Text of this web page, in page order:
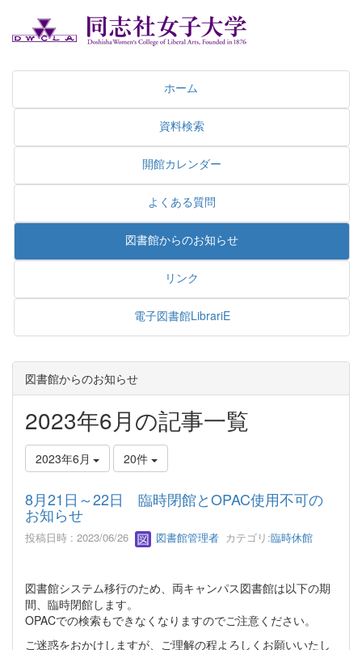
ホーム
資料検索
開館カレンダー
よくある質問
図書館からのお知らせ
リンク
電子図書館LibrariE
図書館からのお知らせ
2023年6月の記事一覧
2023年6月 20件
8月21日～22日 臨時閉館とOPAC使用不可の
お知らせ
投稿日時 : 2023/06/26 図書館管理者 カテゴリ:臨時休館
図書館システム移行のため、両キャンパス図書館は以下の期
間、臨時閉館します。
OPACでの検索もできなくなりますのでご注意ください。
ご迷惑をおかけしますが、ご理解の程よろしくお願いいたし